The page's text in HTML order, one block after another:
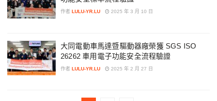
作者 LULU-YR.LU 2025 年 3 月 10 日
大同電動車馬達暨驅動器廠榮獲 SGS ISO
26262 車用電子功能安全流程驗證
作者 LULU-YR.LU 2025 年 2 月 27 日